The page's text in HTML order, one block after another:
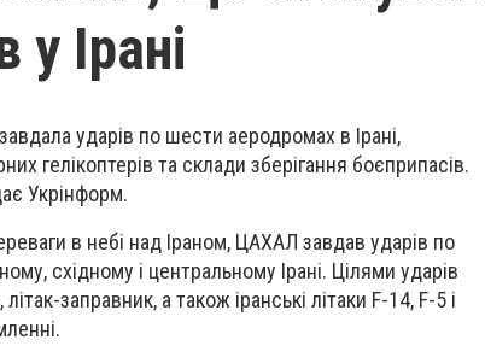
Ірані
ударів по шести аеродромах в Ірані,
гелікоптерів та склади зберігання боєприпасів.
Укрінформ.
в небі над Іраном, ЦАХАЛ завдав ударів по
східному і центральному Ірані. Цілями ударів
заправник, а також іранські літаки F-14, F-5 і